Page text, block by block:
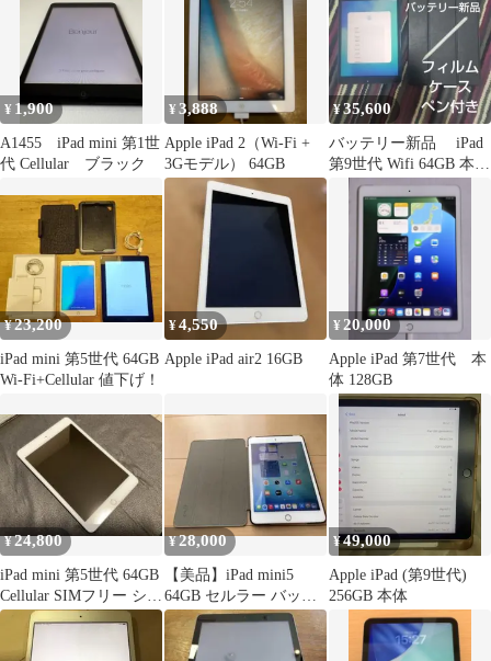
¥ 1,900
A1455 iPad mini 第1世
代 Cellular ブラック
¥3,888
Apple iPad 2（Wi-Fi +
3Gモデル） 64GB
¥35,600
バッテリー新品 iPad
第9世代 Wifi 64GB 本体
ペン、ケース付き
¥23,200
iPad mini 第5世代 64GB
Wi-Fi+Cellular 値下げ！
¥4,550
Apple iPad air2 16GB
¥ 20,000
Apple iPad 第7世代 本
体 128GB
¥24,800
iPad mini 第5世代 64GB
Cellular SIMフリー シル
バー
¥28,000
【美品】iPad mini5
64GB セルラー バッテ
リー89%
¥49,000
Apple iPad (第9世代)
256GB 本体